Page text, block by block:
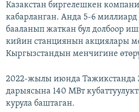
Казакстан биргелешкен
кабарланган. Анда 5-6 миллиард
бааланып жаткан бул долбоор
кийин станциянын акциялары
Кыргызстандын менчигине
2022-жылы июнда Тажикстанда
дарыясына 140 МВт
курула баштаган.